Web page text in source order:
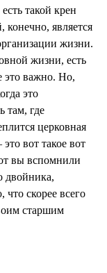
такой крен
конечно, является
жизни.
жизни, есть
это важно. Но,
это
там, где
церковная
вот такое вот
вы вспомнили
двойника,
скорее всего
старшим